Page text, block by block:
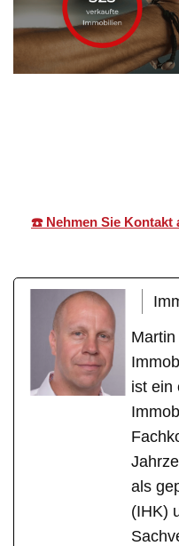
☎️ Nehmen Sie Kontakt
ist ein
als
(IHK)